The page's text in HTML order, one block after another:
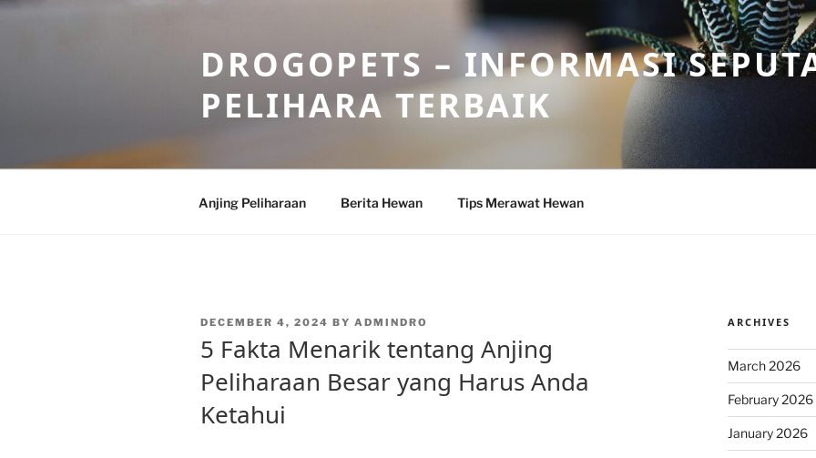
Skip
DROGOPETS – INFORMASI
PELIHARA TERBAIK
Anjing Peliharaan Berita Hewan Tips Merawat Hewan
POSTED
DECEMBER 4, 2024 BY ADMINDRO
5 Fakta Menarik tentang Anjing
Peliharaan Besar yang Harus Anda
Ketahui
ARCHIVES
March 2026
February 2026
January 2026